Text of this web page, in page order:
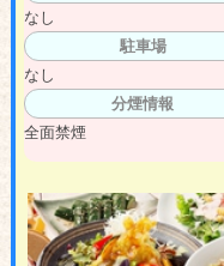
なし
駐車場
なし
分煙情報
全面禁煙